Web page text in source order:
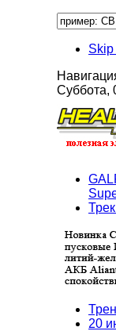
Skip
Суббота,
20